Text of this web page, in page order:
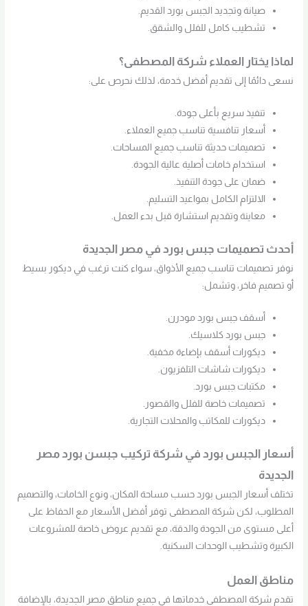
صيانة وتجديد الجبس بورد القديم.
تشطيب كامل للفلل والشقق.
لماذا يختار العملاء شركة المصطفى؟
نسعى دائمًا إلى تقديم أفضل خدمة، لذلك نحرص على:
تنفيذ سريع بأعلى جودة.
أسعار تنافسية تناسب جميع العملاء.
تصميمات حديثة تناسب جميع المساحات.
استخدام خامات أصلية عالية الجودة.
ضمان على جودة التنفيذ.
الالتزام الكامل بمواعيد التسليم.
معاينة وتقديم استشارة قبل بدء العمل.
أحدث تصميمات جبس بورد في مصر الجديدة
نوفر تصميمات تناسب جميع الأذواق، سواء كنت ترغب في ديكور بسيط
أو تصميم فاخر، وتشمل:
أسقف جبس بورد مودرن.
جبس بورد كلاسيك.
ديكورات أسقف بإضاءة مخفية.
ديكورات شاشات التلفزيون.
مكتبات جبس بورد.
تصميمات خاصة للفلل والقصور.
ديكورات للمكاتب والمحلات التجارية.
أسعار الجبس بورد في شركة تركيب جبسن بورد مصر
الجديدة
تختلف أسعار الجبس بورد حسب مساحة المكان، ونوع الخامات، والتصميم
المطلوب، لكن شركة المصطفى توفر أفضل الأسعار مع الحفاظ على
أعلى مستوى من الجودة والدقة، مع تقديم عروض خاصة للمشروعات
الكبيرة وتشطيب الوحدات السكنية.
مناطق العمل
تقدم شركة المصطفى خدماتها في جميع مناطق مصر الجديدة، بالإضافة